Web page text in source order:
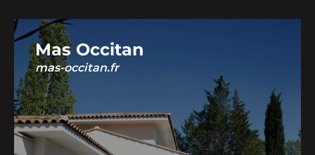
Mas Occitan
mas-occitan.fr